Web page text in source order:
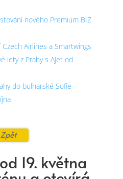
nového Premium BIZ
Airlines a Smartwings
lety z Prahy s AJet od
do bulharské Sofie –
Zpět
19. května